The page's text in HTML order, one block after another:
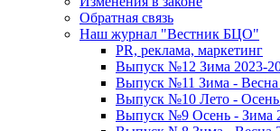
Обратная связь
Наш журнал "Вестник БЦО"
PR, реклама, маркетинг
Выпуск №12 Зима 2023-
Выпуск №11 Зима - Весна
Выпуск №10 Лето - Осень
Выпуск №9 Осень - Зима